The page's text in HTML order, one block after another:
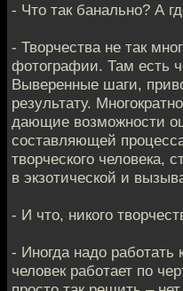
- Что так банально? А
- Творчества не так
фотографии. Там есть
Выверенные шаги,
результату.
дающие возможности
составляющей
творческого человека,
в экзотической и
- И что, никого
- Иногда надо работать
человек работает по